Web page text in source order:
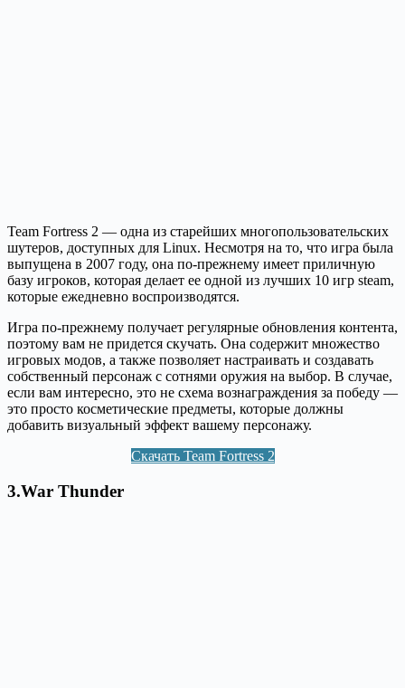
Team Fortress 2 — одна из старейших многопользовательских
шутеров, доступных для Linux. Несмотря на то, что игра была
выпущена в 2007 году, она по-прежнему имеет приличную
базу игроков, которая делает ее одной из лучших 10 игр steam,
которые ежедневно воспроизводятся.
Игра по-прежнему получает регулярные обновления контента,
поэтому вам не придется скучать. Она содержит множество
игровых модов, а также позволяет настраивать и создавать
собственный персонаж с сотнями оружия на выбор. В случае,
если вам интересно, это не схема вознаграждения за победу —
это просто косметические предметы, которые должны
добавить визуальный эффект вашему персонажу.
Скачать Team Fortress 2
3.War Thunder